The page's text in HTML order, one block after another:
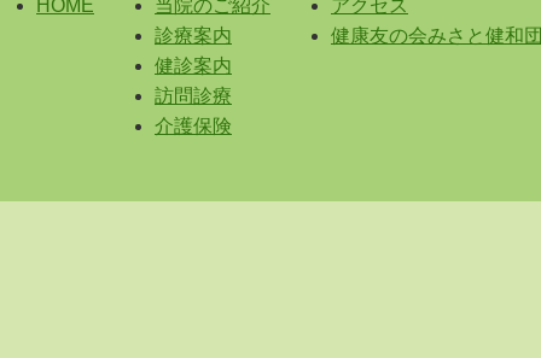
HOME
当院のご紹介
診療案内
健診案内
訪問診療
介護保険
アクセス
健康友の会みさと健和